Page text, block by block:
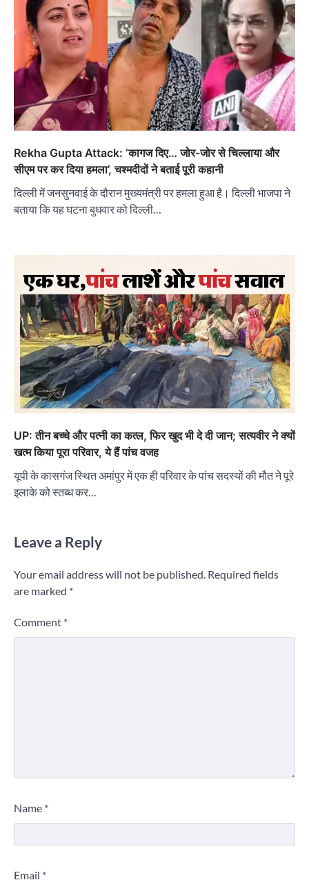
Rekha Gupta Attack: ‘कागज दिए… जोर-जोर से चिल्लाया और
सीएम पर कर दिया हमला’, चश्मदीदों ने बताई पूरी कहानी
दिल्ली में जनसुनवाई के दौरान मुख्यमंत्री पर हमला हुआ है। दिल्ली भाजपा ने
बताया कि यह घटना बुधवार को दिल्ली…
UP: तीन बच्चे और पत्नी का कत्ल, फिर खुद भी दे दी जान; सत्यवीर ने क्यों
खत्म किया पूरा परिवार, ये हैं पांच वजह
यूपी के कासगंज स्थित अमांपुर में एक ही परिवार के पांच सदस्यों की मौत ने पूरे
इलाके को स्तब्ध कर…
Leave a Reply
Your email address will not be published. Required fields
are marked *
Comment *
Name *
Email *